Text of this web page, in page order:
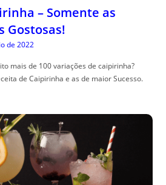
– Somente as
Gostosas!
de 2022
mais de 100 variações de caipirinha?
de Caipirinha e as de maior Sucesso.